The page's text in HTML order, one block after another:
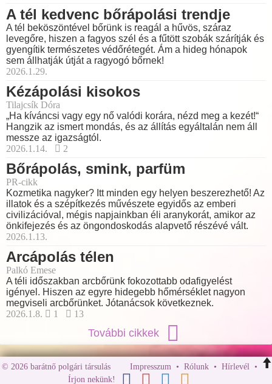
A tél kedvenc bőrápolási trendje
A tél beköszöntével bőrünk is reagál a hűvös, száraz
levegőre, hiszen a fagyos szél és a fűtött szobák szárítják és
gyengítik természetes védőrétegét. Ám a hideg hónapok
sem állhatják útját a ragyogó bőrnek!
2026.1.29.
Kézápolási kisokos
Tilajcsík Dóra
„Ha kíváncsi vagy egy nő valódi korára, nézd meg a kezét!“
Hangzik az ismert mondás, és az állítás egyáltalán nem áll
messze az igazságtól.
2026.1.14.
2
Bőrápolás, smink, parfüm
PR-cikk
Kozmetika nagyker? Itt minden egy helyen beszerezhető! Az
illatok és a szépítkezés művészete egyidős az emberi
civilizációval, mégis napjainkban éli aranykorát, amikor az
önkifejezés és az öngondoskodás alapvető részévé vált.
2026.1.13.
Arcápolás télen
Palkó Emese
A téli időszakban arcbőrünk fokozottabb odafigyelést
igényel. Hiszen az egyre hidegebb hőmérséklet nagyon
megviseli arcbőrünket. Jótanácsok következnek.
2026.1.8.
1 13
További cikkek
© 2026 barátnő polgári társulás Impresszum • Rólunk• Hírlevél •
Írjon nekünk!